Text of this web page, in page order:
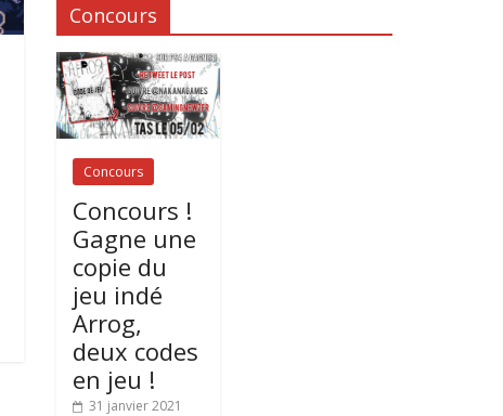
Concours
Concours
Concours !
Gagne une
copie du
jeu indé
Arrog,
deux codes
en jeu !
31 janvier 2021